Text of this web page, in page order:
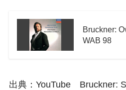
Bruckner:
WAB 98
出典：YouTube Bruckner: